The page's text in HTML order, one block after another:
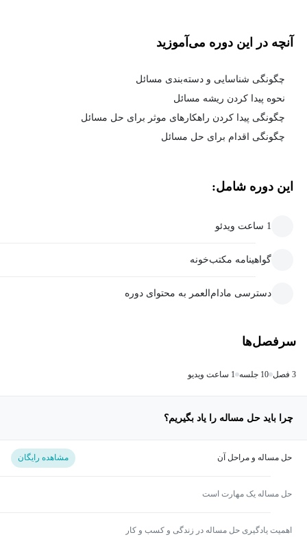
آنچه در این دوره می‌آموزید
چگونگی شناسایی و دسته‌بندی مسائل
نحوه پیدا کردن ریشه مسائل
چگونگی پیدا کردن راهکارهای موثر برای حل مسائل
چگونگی اقدام برای حل مسائل
این دوره شامل:
1 ساعت ویدئو
گواهینامه مکتب‌خونه
دسترسی مادام‌العمر به محتوای دوره
سرفصل‌ها
3 فصل 10 جلسه 1 ساعت ویدیو
چرا باید حل مساله را یاد بگیریم؟
حل مساله و مراحل آن مشاهده رایگان
حل مساله یک مهارت است
اهمیت یادگیری حل مساله در زندگی و کسب و کار